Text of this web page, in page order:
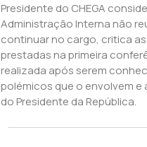
Presidente do CHEGA
Administração Interna não
continuar no cargo, critica
prestadas na primeira
realizada após serem
polémicos que o envolvem e
do Presidente da República.